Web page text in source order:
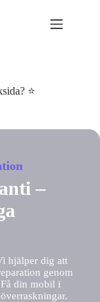
⭐
–
hjälper dig att
genom
din mobil i